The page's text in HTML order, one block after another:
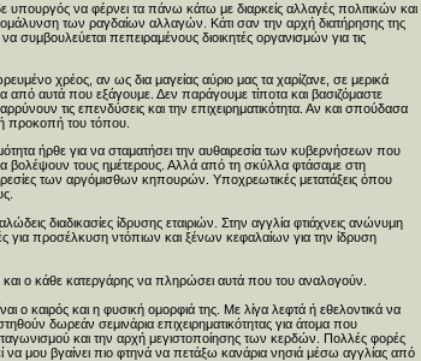
υπουργός να φέρνει τα πάνω κάτω με διαρκείς αλλαγές πολιτικών και
των ραγδαίων αλλαγών. Κάτι σαν την αρχή διατήρησης της
συμβουλεύεται πεπειραμένους διοικητές οργανισμών για τις
χρέος, αν ως δια μαγείας αύριο μας τα χαρίζανε, σε μερικά
από αυτά που εξάγουμε. Δεν παράγουμε τίποτα και βασιζόμαστε
τις επενδύσεις και την επιχειρηματικότητα. Αν και σπούδασα
προκοπή του τόπου.
ήρθε για να σταματήσει την αυθαιρεσία των κυβερνήσεων που
βολέψουν τους ημέτερους. Αλλά από τη σκύλλα φτάσαμε στη
των αργόμισθων κηπουρών. Υποχρεωτικές μετατάξεις όπου
διαδικασίες ίδρυσης εταιριών. Στην αγγλία φτιάχνεις ανώνυμη
για προσέλκυση ντόπιων και ξένων κεφαλαίων για την ίδρυση
και ο κάθε κατεργάρης να πληρώσει αυτά που του αναλογούν.
ο καιρός και η φυσική ομορφιά της. Με λίγα λεφτά ή εθελοντικά να
δωρεάν σεμινάρια επιχειρηματικότητας για άτομα που
και την αρχή μεγιστοποίησης των κερδών. Πολλές φορές
να μου βγαίνει πιο φτηνά να πετάξω κανάρια νησιά μέσω αγγλίας από